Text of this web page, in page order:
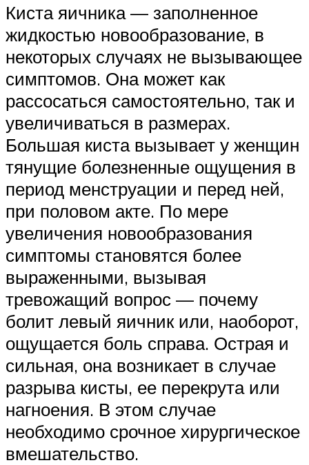
Киста яичника — заполненное
жидкостью новообразование, в
некоторых случаях не вызывающее
симптомов. Она может как
рассосаться самостоятельно, так и
увеличиваться в размерах.
Большая киста вызывает у женщин
тянущие болезненные ощущения в
период менструации и перед ней,
при половом акте. По мере
увеличения новообразования
симптомы становятся более
выраженными, вызывая
тревожащий вопрос — почему
болит левый яичник или, наоборот,
ощущается боль справа. Острая и
сильная, она возникает в случае
разрыва кисты, ее перекрута или
нагноения. В этом случае
необходимо срочное хирургическое
вмешательство.